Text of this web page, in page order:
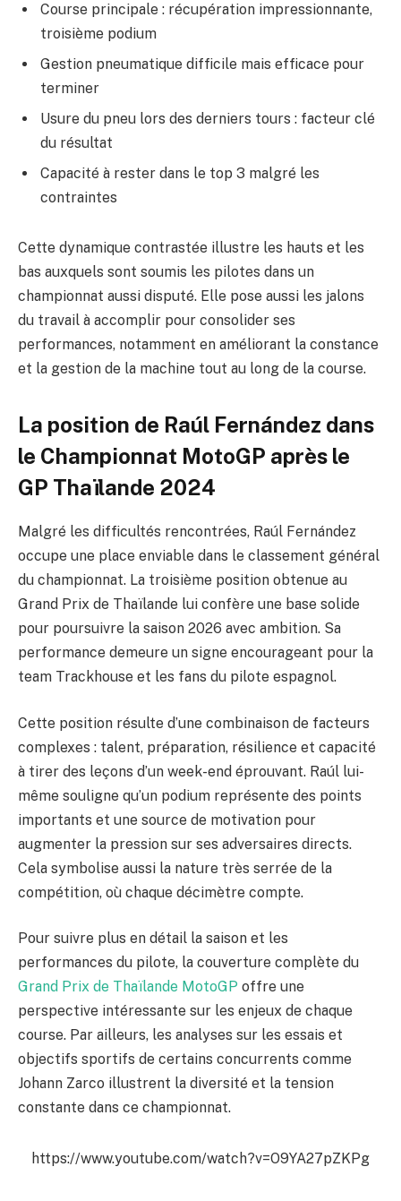
Course principale : récupération impressionnante,
troisième podium
Gestion pneumatique difficile mais efficace pour
terminer
Usure du pneu lors des derniers tours : facteur clé
du résultat
Capacité à rester dans le top 3 malgré les
contraintes
Cette dynamique contrastée illustre les hauts et les
bas auxquels sont soumis les pilotes dans un
championnat aussi disputé. Elle pose aussi les jalons
du travail à accomplir pour consolider ses
performances, notamment en améliorant la constance
et la gestion de la machine tout au long de la course.
La position de Raúl Fernández dans
le Championnat MotoGP après le
GP Thaïlande 2024
Malgré les difficultés rencontrées, Raúl Fernández
occupe une place enviable dans le classement général
du championnat. La troisième position obtenue au
Grand Prix de Thaïlande lui confère une base solide
pour poursuivre la saison 2026 avec ambition. Sa
performance demeure un signe encourageant pour la
team Trackhouse et les fans du pilote espagnol.
Cette position résulte d’une combinaison de facteurs
complexes : talent, préparation, résilience et capacité
à tirer des leçons d’un week-end éprouvant. Raúl lui-
même souligne qu’un podium représente des points
importants et une source de motivation pour
augmenter la pression sur ses adversaires directs.
Cela symbolise aussi la nature très serrée de la
compétition, où chaque décimètre compte.
Pour suivre plus en détail la saison et les
performances du pilote, la couverture complète du
Grand Prix de Thaïlande MotoGP offre une
perspective intéressante sur les enjeux de chaque
course. Par ailleurs, les analyses sur les essais et
objectifs sportifs de certains concurrents comme
Johann Zarco illustrent la diversité et la tension
constante dans ce championnat.
https://www.youtube.com/watch?v=O9YA27pZKPg